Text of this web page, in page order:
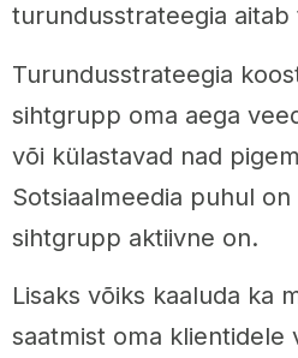
turundusstrateegia aitab
Turundusstrateegia
sihtgrupp oma aega
või külastavad nad
Sotsiaalmeedia puhul
sihtgrupp aktiivne on.
Lisaks võiks kaaluda ka
saatmist oma klientidele